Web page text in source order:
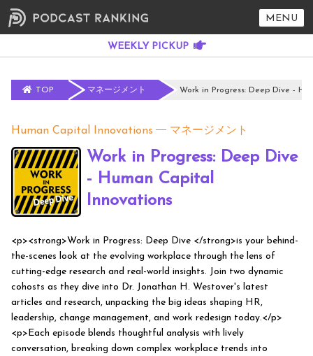
MENU
TOP マネージメント Work in Progress: Deep Dive -
Human Capital Innovations マネージメント
Work in Progress: Deep Dive
- Human Capital
Innovations
<p><strong>Work in Progress: Deep Dive </strong>is your behind-
the-scenes look at the evolving workplace through the lens of
cutting-edge research and real-world insights. Join two dynamic
cohosts as they dive into Dr. Jonathan H. Westover's latest
articles and research, unpacking the big ideas shaping HR,
leadership, change management, and work redesign today.</p>
<p>Each episode blends thoughtful analysis with lively
conversation, breaking down complex workplace trends into